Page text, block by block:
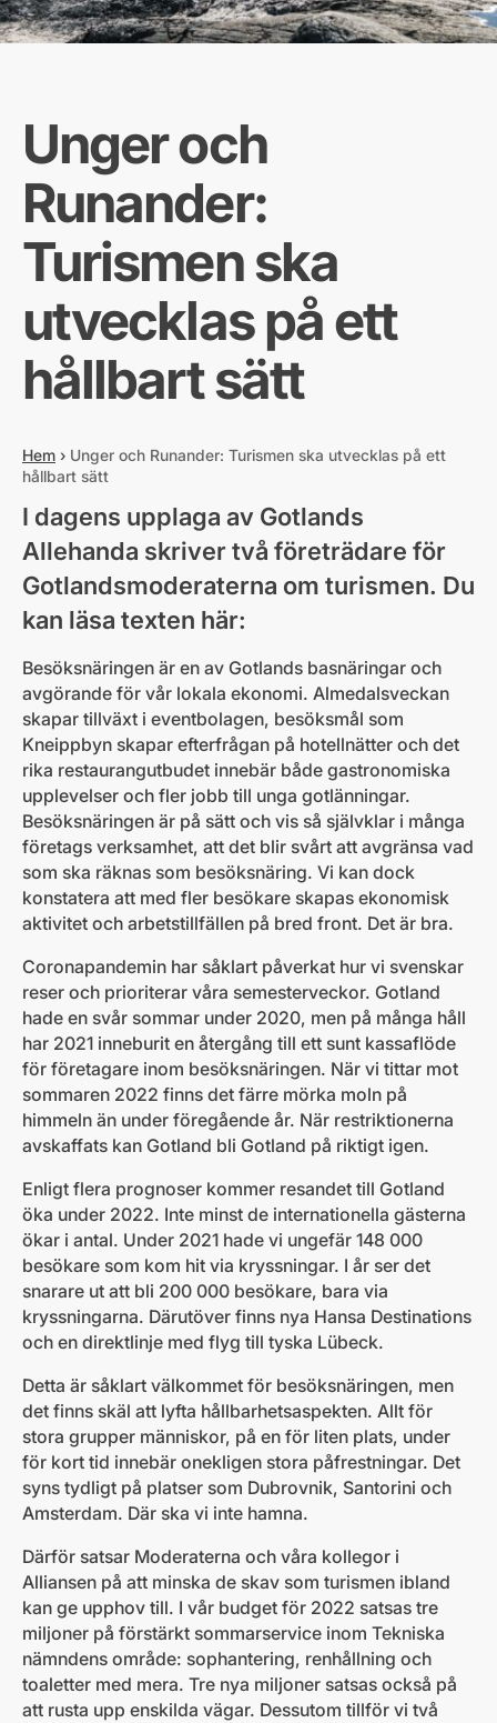
Unger och
Runander:
Turismen ska
utvecklas på ett
hållbart sätt
Hem › Unger och Runander: Turismen ska utvecklas på ett
hållbart sätt
I dagens upplaga av Gotlands
Allehanda skriver två företrädare för
Gotlandsmoderaterna om turismen. Du
kan läsa texten här:
Besöksnäringen är en av Gotlands basnäringar och
avgörande för vår lokala ekonomi. Almedalsveckan
skapar tillväxt i eventbolagen, besöksmål som
Kneippbyn skapar efterfrågan på hotellnätter och det
rika restaurangutbudet innebär både gastronomiska
upplevelser och fler jobb till unga gotlänningar.
Besöksnäringen är på sätt och vis så självklar i många
företags verksamhet, att det blir svårt att avgränsa vad
som ska räknas som besöksnäring. Vi kan dock
konstatera att med fler besökare skapas ekonomisk
aktivitet och arbetstillfällen på bred front. Det är bra.
Coronapandemin har såklart påverkat hur vi svenskar
reser och prioriterar våra semesterveckor. Gotland
hade en svår sommar under 2020, men på många håll
har 2021 inneburit en återgång till ett sunt kassaflöde
för företagare inom besöksnäringen. När vi tittar mot
sommaren 2022 finns det färre mörka moln på
himmeln än under föregående år. När restriktionerna
avskaffats kan Gotland bli Gotland på riktigt igen.
Enligt flera prognoser kommer resandet till Gotland
öka under 2022. Inte minst de internationella gästerna
ökar i antal. Under 2021 hade vi ungefär 148 000
besökare som kom hit via kryssningar. I år ser det
snarare ut att bli 200 000 besökare, bara via
kryssningarna. Därutöver finns nya Hansa Destinations
och en direktlinje med flyg till tyska Lübeck.
Detta är såklart välkommet för besöksnäringen, men
det finns skäl att lyfta hållbarhetsaspekten. Allt för
stora grupper människor, på en för liten plats, under
för kort tid innebär onekligen stora påfrestningar. Det
syns tydligt på platser som Dubrovnik, Santorini och
Amsterdam. Där ska vi inte hamna.
Därför satsar Moderaterna och våra kollegor i
Alliansen på att minska de skav som turismen ibland
kan ge upphov till. I vår budget för 2022 satsas tre
miljoner på förstärkt sommarservice inom Tekniska
nämndens område: sophantering, renhållning och
toaletter med mera. Tre nya miljoner satsas också på
att rusta upp enskilda vägar. Dessutom tillför vi två